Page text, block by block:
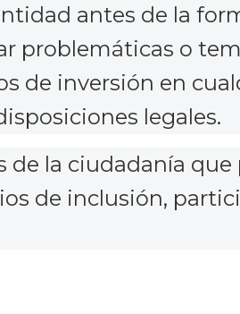
antes de la
problemáticas o
de inversión en
legales.
de la ciudadanía
de inclusión,